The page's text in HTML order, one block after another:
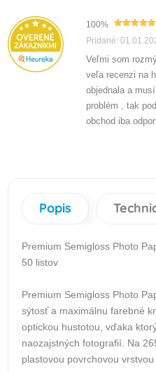
100%
Pridané:
Veľmi som
veľa recenzi na
objednala a
problém , tak
obchod iba
Popis
Premium Semigloss Photo
50 listov
Premium Semigloss Photo
sýtosť a maximálnu farebné
optickou hustotou, vďaka
naozajstných fotografií. Na
plastovou povrchovou